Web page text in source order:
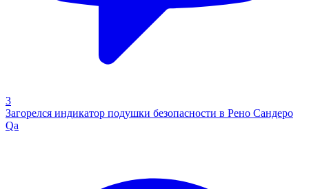
3
Загорелся индикатор подушки безопасности в Рено Сандеро
Qa